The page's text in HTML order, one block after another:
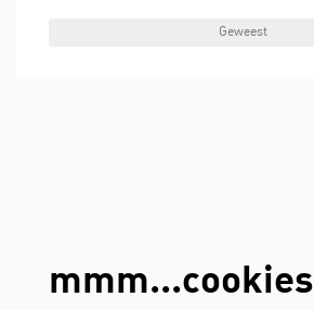
Geweest
mmm...cookies